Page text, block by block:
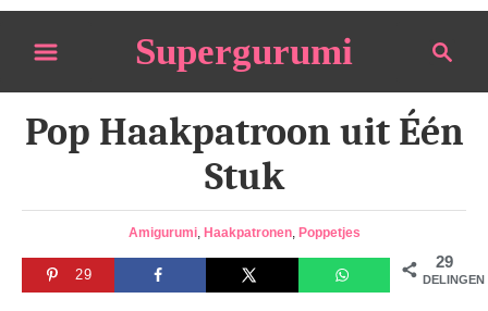
i
a
r
Supergurumi
Pop Haakpatroon uit Één
Stuk
C
a
Amigurumi, Haakpatronen, Poppetjes
29
DELINGEN
29